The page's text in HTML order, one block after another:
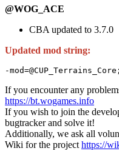
@WOG_ACE
CBA updated to 3.7.0
Updated mod string:
-
If you encounter any
https://bt.wogames.info
If you wish to join the
bugtracker and solve it!
Additionally, we ask all
Wiki for the project https://